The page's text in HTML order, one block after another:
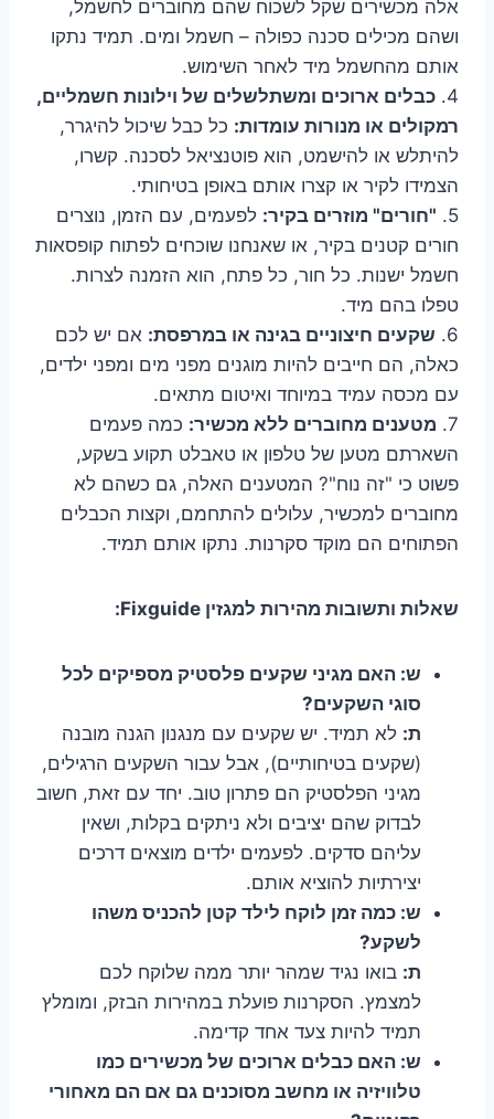
אלה מכשירים שקל לשכוח שהם מחוברים לחשמל,
ושהם מכילים סכנה כפולה – חשמל ומים. תמיד נתקו
אותם מהחשמל מיד לאחר השימוש.
4. כבלים ארוכים ומשתלשלים של וילונות חשמליים,
רמקולים או מנורות עומדות: כל כבל שיכול להיגרר,
להיתלש או להישמט, הוא פוטנציאל לסכנה. קשרו,
הצמידו לקיר או קצרו אותם באופן בטיחותי.
5. "חורים" מוזרים בקיר: לפעמים, עם הזמן, נוצרים
חורים קטנים בקיר, או שאנחנו שוכחים לפתוח קופסאות
חשמל ישנות. כל חור, כל פתח, הוא הזמנה לצרות.
טפלו בהם מיד.
6. שקעים חיצוניים בגינה או במרפסת: אם יש לכם
כאלה, הם חייבים להיות מוגנים מפני מים ומפני ילדים,
עם מכסה עמיד במיוחד ואיטום מתאים.
7. מטענים מחוברים ללא מכשיר: כמה פעמים
השארתם מטען של טלפון או טאבלט תקוע בשקע,
פשוט כי "זה נוח"? המטענים האלה, גם כשהם לא
מחוברים למכשיר, עלולים להתחמם, וקצות הכבלים
הפתוחים הם מוקד סקרנות. נתקו אותם תמיד.
שאלות ותשובות מהירות למגזין Fixguide:
ש: האם מגיני שקעים פלסטיק מספיקים לכל
סוגי השקעים?
ת: לא תמיד. יש שקעים עם מנגנון הגנה מובנה
(שקעים בטיחותיים), אבל עבור השקעים הרגילים,
מגיני הפלסטיק הם פתרון טוב. יחד עם זאת, חשוב
לבדוק שהם יציבים ולא ניתקים בקלות, ושאין
עליהם סדקים. לפעמים ילדים מוצאים דרכים
יצירתיות להוציא אותם.
ש: כמה זמן לוקח לילד קטן להכניס משהו
לשקע?
ת: בואו נגיד שמהר יותר ממה שלוקח לכם
למצמץ. הסקרנות פועלת במהירות הבזק, ומומלץ
תמיד להיות צעד אחד קדימה.
ש: האם כבלים ארוכים של מכשירים כמו
טלוויזיה או מחשב מסוכנים גם אם הם מאחורי